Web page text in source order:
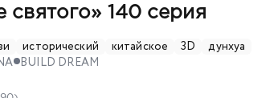
святого» 140 серия
исторический китайское 3D
дунхуа
BUILD DREAM